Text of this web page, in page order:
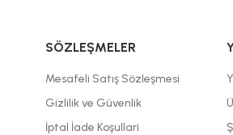
SÖZLEŞMELER
Mesafeli Satış Sözleşmesi
Gizlilik ve Güvenlik
İptal İade Koşullari